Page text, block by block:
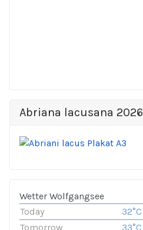
Abriana lacusana 2026
Wetter Wolfgangsee
Today
32°C
Tomorrow
33°C